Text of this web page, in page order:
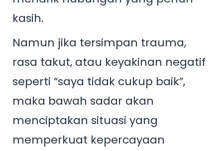
kasih.
Namun jika tersimpan trauma,
rasa takut, atau keyakinan negatif
seperti “saya tidak cukup baik”,
maka bawah sadar akan
menciptakan situasi yang
memperkuat kepercayaan